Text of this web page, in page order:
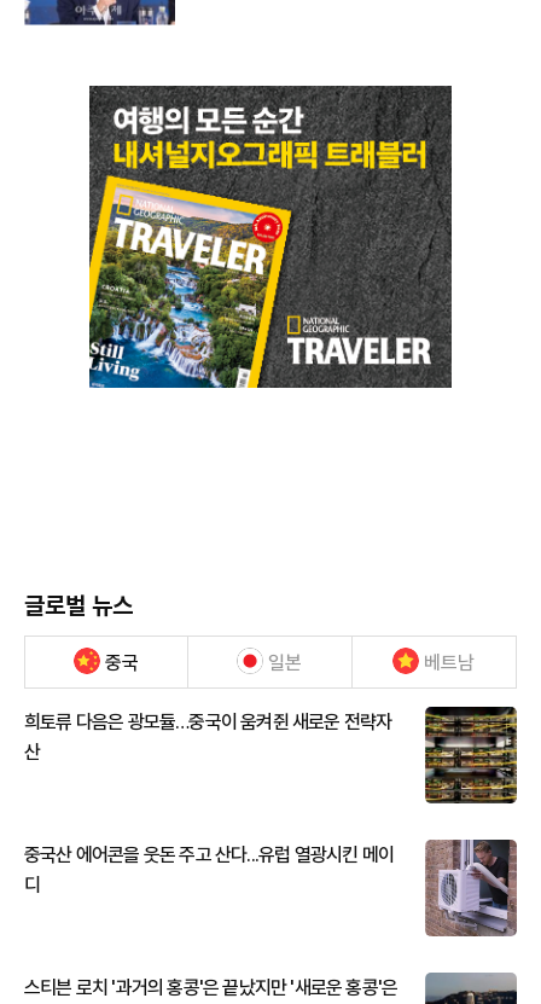
글로벌 뉴스
중국 일본 베트남
희토류 다음은 광모듈…중국이 움켜쥔 새로운 전략자
산
중국산 에어콘을 웃돈 주고 산다...유럽 열광시킨 메이
디
스티븐 로치 '과거의 홍콩'은 끝났지만 '새로운 홍콩'은